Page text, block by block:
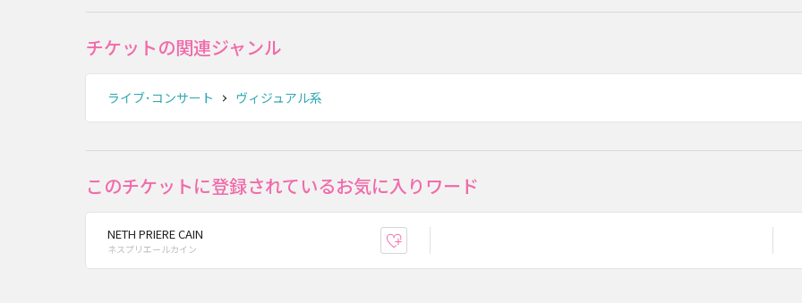
チケットの関連ジャンル
ライブ･コンサート ヴィジュアル系
このチケットに登録されているお気に入りワード
NETH PRIERE CAIN
ネスプリエールカイン